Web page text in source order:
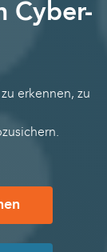
Cyber-
erkennen, zu